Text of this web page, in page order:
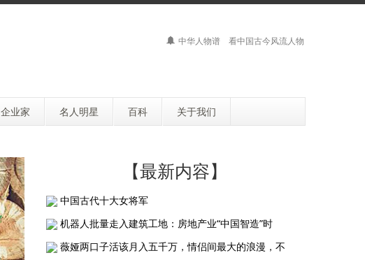
中华人物谱 看中国古今风流人物
企业家 名人明星 百科 关于我们
【最新内容】
中国古代十大女将军
机器人批量走入建筑工地：房地产业“中国智造”时
薇娅两口子活该月入五千万，情侣间最大的浪漫，不